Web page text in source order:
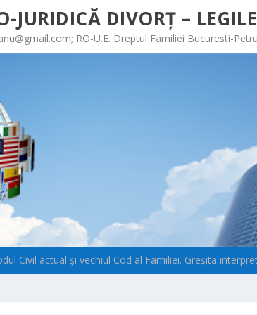
JURIDICĂ DIVORȚ –
; RO-U.E. Dreptul Familiei București-
Civil actual şi vechiul Cod al Familiei. Greşita